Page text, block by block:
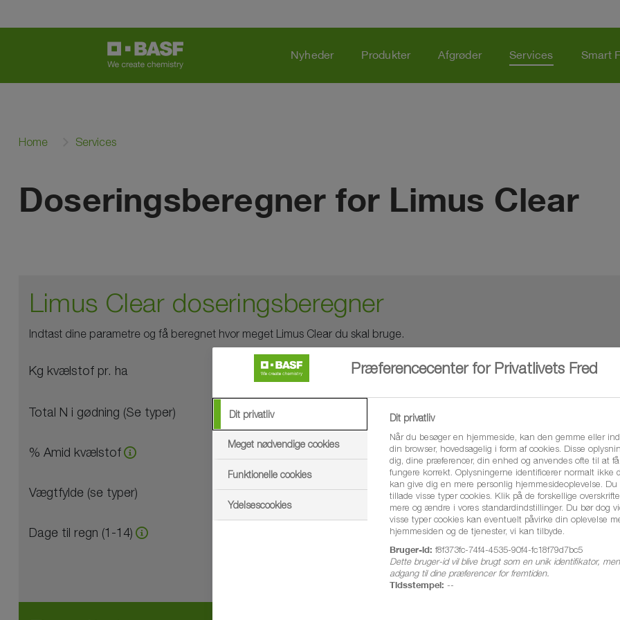
Nyheder Produkter Afgrøder Services Smart
Home Services
Doseringsberegner for Limus Clear
Limus Clear doseringsberegner
Indtast dine parametre og få beregnet hvor meget Limus Clear du skal bruge.
Kg kvælstof pr. ha
Total N i gødning (Se typer)
% Amid kvælstof
Vægtfylde (se typer)
Dage til regn (1-14)
Præferencecenter for Privatlivets Fred
Dit privatliv
Meget nødvendige cookies
Funktionelle cookies
Ydelsescookies
Dit privatliv
Når du besøger en hjemmeside, kan den gemme eller
din browser, hovedsagelig i form af cookies. Disse
dig, dine præferencer, din enhed og anvendes ofte til at
fungere korrekt. Oplysningerne identificerer normalt ikke
kan give dig en mere personlig hjemmesideoplevelse.
tillade visse typer cookies. Klik på de forskellige
mere og ændre i vores standardindstillinger. Du bør dog
visse typer cookies kan eventuelt påvirke din oplevelse
hjemmesiden og de tjenester, vi kan tilbyde.
Bruger-id: f8f373fc-74f4-4535-90f4-fc18f79d7bc5
Dette bruger-id vil blive brugt som en unik identifikator,
adgang til dine præferencer for fremtiden.
Tidsstempel: --